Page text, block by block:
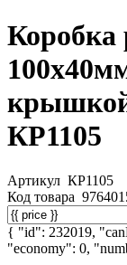
Коробка
КР1105
Артикул КР1105
Код товара
{ "id": 232019,
"economy": 0,